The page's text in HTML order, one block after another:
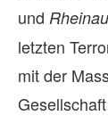
und
letzten
mit der